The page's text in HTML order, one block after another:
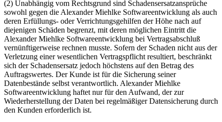
(2) Unabhängig vom Rechtsgrund sind Schadensersatzansprüche
sowohl gegen die Alexander Miehlke Softwareentwicklung als auch
deren Erfüllungs- oder Verrichtungsgehilfen der Höhe nach auf
diejenigen Schäden begrenzt, mit deren möglichen Eintritt die
Alexander Miehlke Softwareentwicklung bei Vertragsabschluß
vernünftigerweise rechnen musste. Sofern der Schaden nicht aus der
Verletzung einer wesentlichen Vertragspflicht resultiert, beschränkt
sich der Schadensersatz jedoch höchstens auf den Betrag des
Auftragswertes. Der Kunde ist für die Sicherung seiner
Datenbestände selbst verantwortlich. Alexander Miehlke
Softwareentwicklung haftet nur für den Aufwand, der zur
Wiederherstellung der Daten bei regelmäßiger Datensicherung durch
den Kunden erforderlich ist.